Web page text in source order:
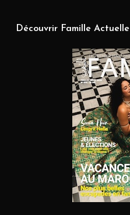
Découvrir Famille Actuelle